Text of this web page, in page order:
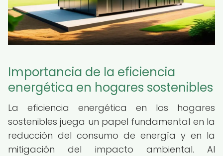
Importancia de la eficiencia
energética en hogares sostenibles
La eficiencia energética en los hogares
sostenibles juega un papel fundamental en la
reducción del consumo de energía y en la
mitigación del impacto ambiental. Al